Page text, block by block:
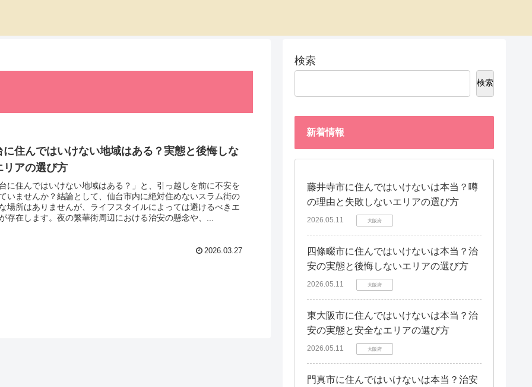
に住んではいけない地域はある？実態と後悔しな
リアの選び方
台に住んではいけない地域はある？」と、引っ越しを前に不安を
いませんか？結論として、仙台市内に絶対住めないスラム街の
場所はありませんが、ライフスタイルによっては避けるべきエ
存在します。夜の繁華街周辺における治安の懸念や、...
2026.03.27
検索
検索
新着情報
藤井寺市に住んではいけないは本当？噂
の理由と失敗しないエリアの選び方
2026.05.11 大阪府
四條畷市に住んではいけないは本当？治
安の実態と後悔しないエリアの選び方
2026.05.11 大阪府
東大阪市に住んではいけないは本当？治
安の実態と安全なエリアの選び方
2026.05.11 大阪府
門真市に住んではいけないは本当？治安